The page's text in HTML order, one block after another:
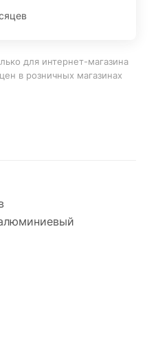
для интернет-магазина
в розничных магазинах